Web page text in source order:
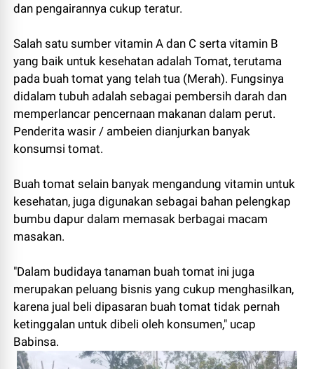
dan pengairannya cukup teratur.
Salah satu sumber vitamin A dan C serta vitamin B
yang baik untuk kesehatan adalah Tomat, terutama
pada buah tomat yang telah tua (Merah). Fungsinya
didalam tubuh adalah sebagai pembersih darah dan
memperlancar pencernaan makanan dalam perut.
Penderita wasir / ambeien dianjurkan banyak
konsumsi tomat.
Buah tomat selain banyak mengandung vitamin untuk
kesehatan, juga digunakan sebagai bahan pelengkap
bumbu dapur dalam memasak berbagai macam
masakan.
"Dalam budidaya tanaman buah tomat ini juga
merupakan peluang bisnis yang cukup menghasilkan,
karena jual beli dipasaran buah tomat tidak pernah
ketinggalan untuk dibeli oleh konsumen," ucap
Babinsa.